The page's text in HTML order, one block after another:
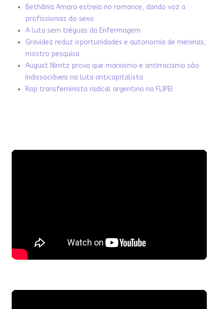
Bethânia Amaro estreia no romance, dando voz a
profissionais do sexo
A luta sem tréguas da Enfermagem
Gravidez reduz oportunidades e autonomia de meninas,
mostra pesquisa
August Nimtz prova que marxismo e antirracismo são
indissociáveis na luta anticapitalista
Rap transfeminista radical argentino na FLIPEI